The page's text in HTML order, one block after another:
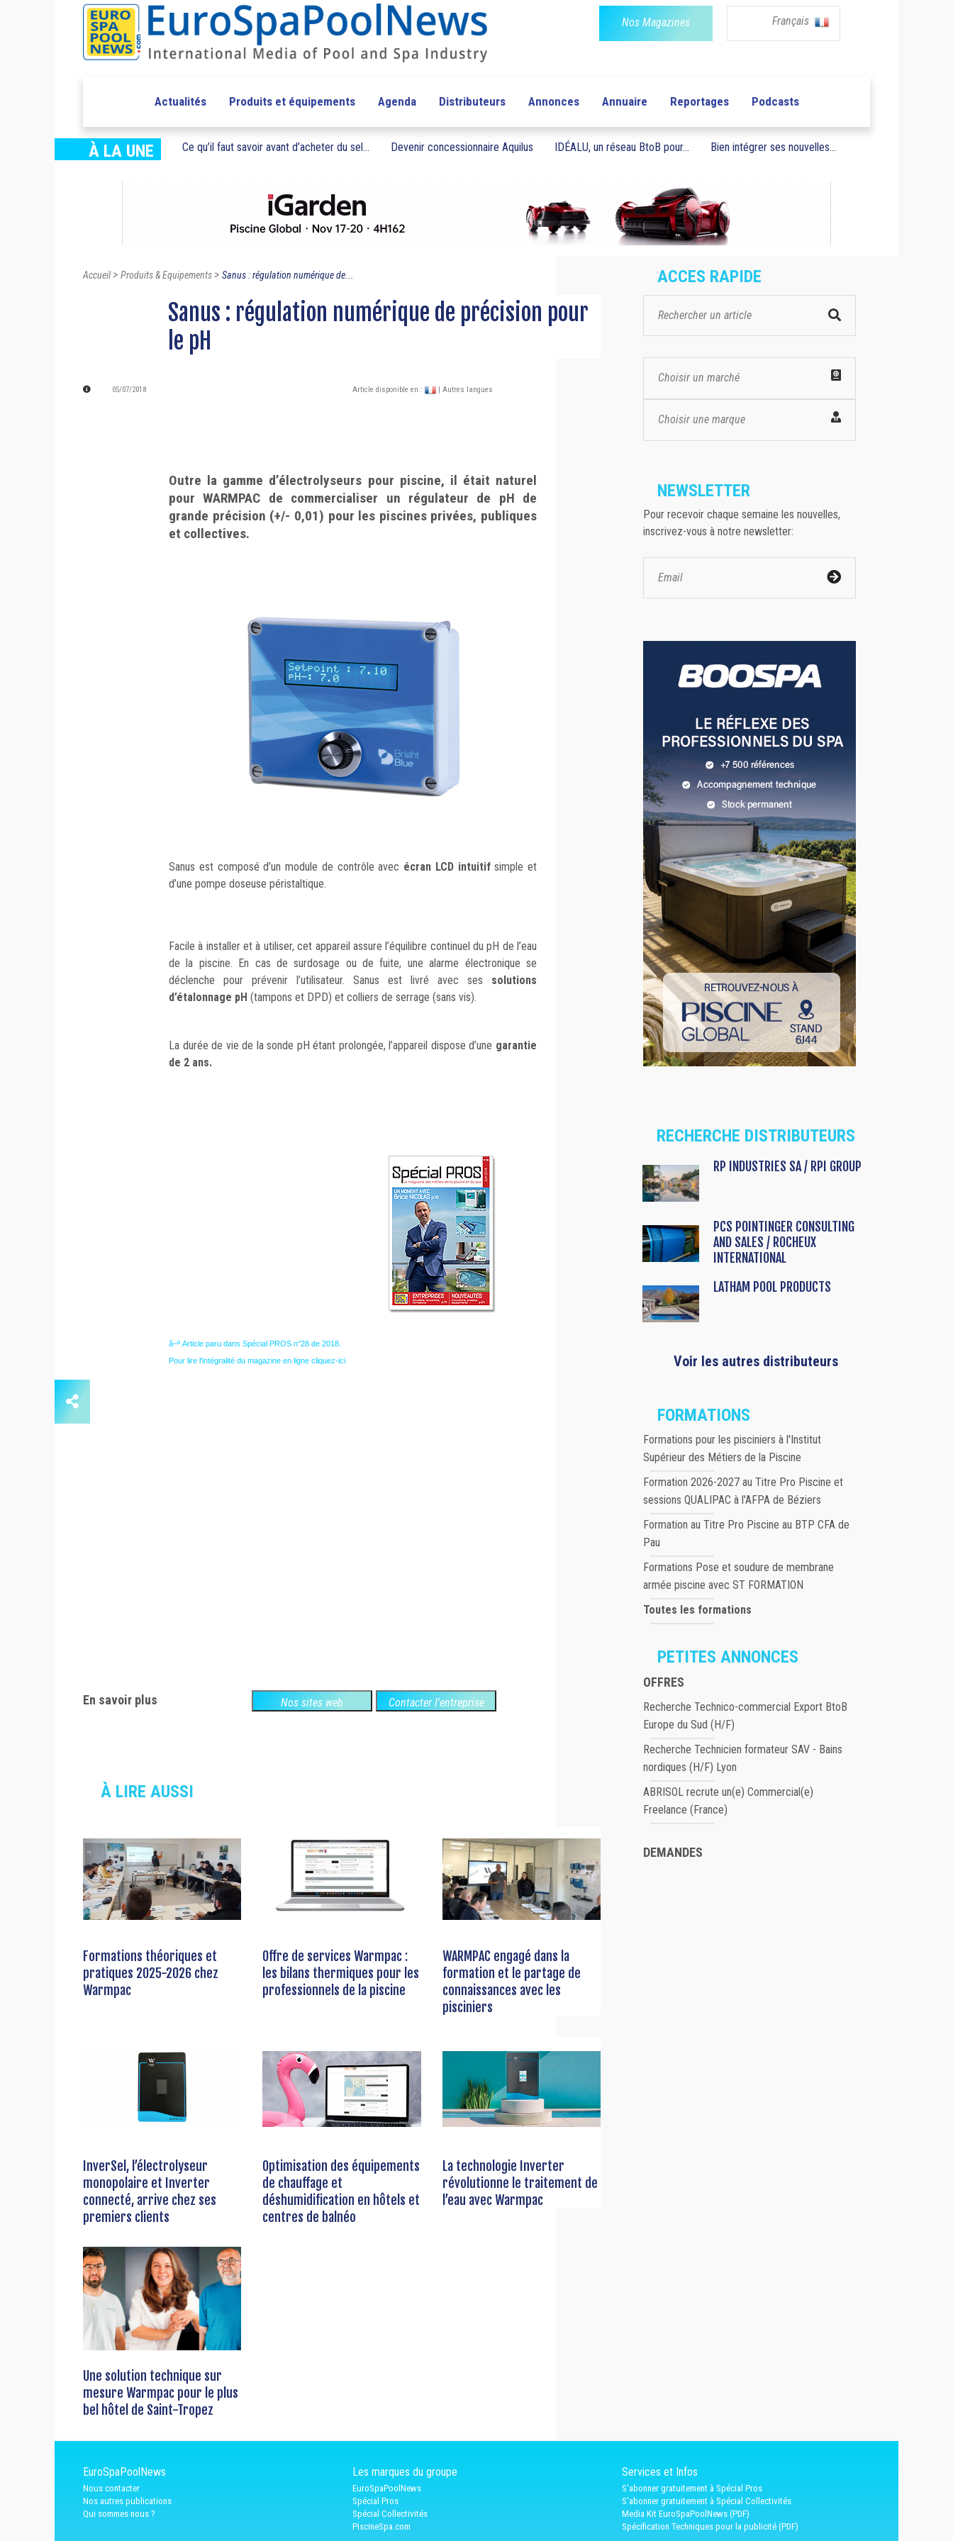
Nos Magazines Français
Actualités Produits et équipements Agenda Distributeurs Annonces Annuaire Reportages Podcasts
À LA UNE Ce qu’il faut savoir avant d’acheter du sel... Devenir concessionnaire Aquilus IDÉALU, un réseau BtoB pour... Bien intégrer ses nouvelles...
Accueil> Produits & Equipements> Sanus : régulation numérique de...
Sanus : régulation numérique de précision pour
le pH
05/07/2018 Article disponible en : | Autres langues
Outre la gamme d’électrolyseurs pour piscine, il était naturel
pour WARMPAC de commercialiser un régulateur de pH de
grande précision (+/- 0,01) pour les piscines privées, publiques
et collectives.
Sanus est composé d’un module de contrôle avec écran LCD intuitifsimple et
d’une pompe doseuse péristaltique.
Facile à installer et à utiliser, cet appareil assure l’équilibre continuel du pH de l’eau
de la piscine. En cas de surdosage ou de fuite, une alarme électronique se
déclenche pour prévenir l’utilisateur. Sanus est livré avec ses solutions
d’étalonnage pH (tampons et DPD) et colliers de serrage (sans vis).
La durée de vie de la sonde pH étant prolongée, l’appareil dispose d’une garantie
de 2 ans.
â–º Article paru dans Spécial PROS n°28 de 2018.
Pour lire l'intégralité du magazine en ligne cliquez-ici
En savoir plus Nos sites web Contacter l'entreprise
À LIRE AUSSI
Formations théoriques et
pratiques 2025-2026 chez
Warmpac
Offre de services Warmpac :
les bilans thermiques pour les
professionnels de la piscine
WARMPAC engagé dans la
formation et le partage de
connaissances avec les
pisciniers
InverSel, l’électrolyseur
monopolaire et Inverter
connecté, arrive chez ses
premiers clients
Optimisation des équipements
de chauffage et
déshumidification en hôtels et
centres de balnéo
La technologie Inverter
révolutionne le traitement de
l’eau avec Warmpac
Une solution technique sur
mesure Warmpac pour le plus
bel hôtel de Saint-Tropez
ACCES RAPIDE
Choisir un marché
Choisir une marque
NEWSLETTER
Pour recevoir chaque semaine les nouvelles,
inscrivez-vous à notre newsletter:
RECHERCHE DISTRIBUTEURS
RP INDUSTRIES SA / RPI GROUP
PCS POINTINGER CONSULTING
AND SALES / ROCHEUX
INTERNATIONAL
LATHAM POOL PRODUCTS
Voir les autres distributeurs
FORMATIONS
Formations pour les pisciniers à l'Institut
Supérieur des Métiers de la Piscine
Formation 2026-2027 au Titre Pro Piscine et
sessions QUALIPAC à l'AFPA de Béziers
Formation au Titre Pro Piscine au BTP CFA de
Pau
Formations Pose et soudure de membrane
armée piscine avec ST FORMATION
Toutes les formations
PETITES ANNONCES
OFFRES
Recherche Technico-commercial Export BtoB
Europe du Sud (H/F)
Recherche Technicien formateur SAV - Bains
nordiques (H/F) Lyon
ABRISOL recrute un(e) Commercial(e)
Freelance (France)
DEMANDES
EuroSpaPoolNews
Nous contacter
Nos autres publications
Qui sommes nous ?
Les marques du groupe
EuroSpaPoolNews
Spécial Pros
Spécial Collectivités
PiscineSpa.com
Services et Infos
S'abonner gratuitement à Spécial Pros
S'abonner gratuitement à Spécial Collectivités
Media Kit EuroSpaPoolNews (PDF)
Spécification Techniques pour la publicité (PDF)